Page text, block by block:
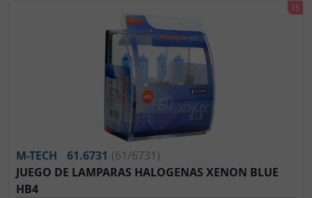
M-TECH 61.6731 (61/6731)
JUEGO DE LAMPARAS HALOGENAS XENON BLUE
HB4